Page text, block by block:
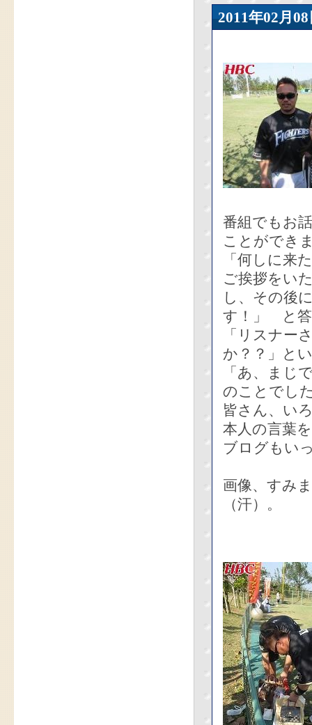
2011年02
番組でもお
ことができ
「何しに来
ご挨拶をい
し、その後
す！」 と答
「リスナー
か？？」と
「あ、まじ
のことでし
皆さん、い
本人の言葉
ブログもい
画像、すみ
（汗）。